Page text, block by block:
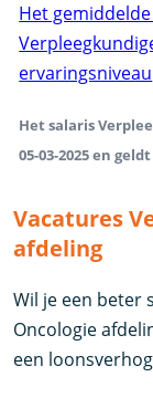
Het
ervaringsniveau
Het salaris
05-03-2025 en
Vacatures
afdeling
Wil je een beter
Oncologie
een